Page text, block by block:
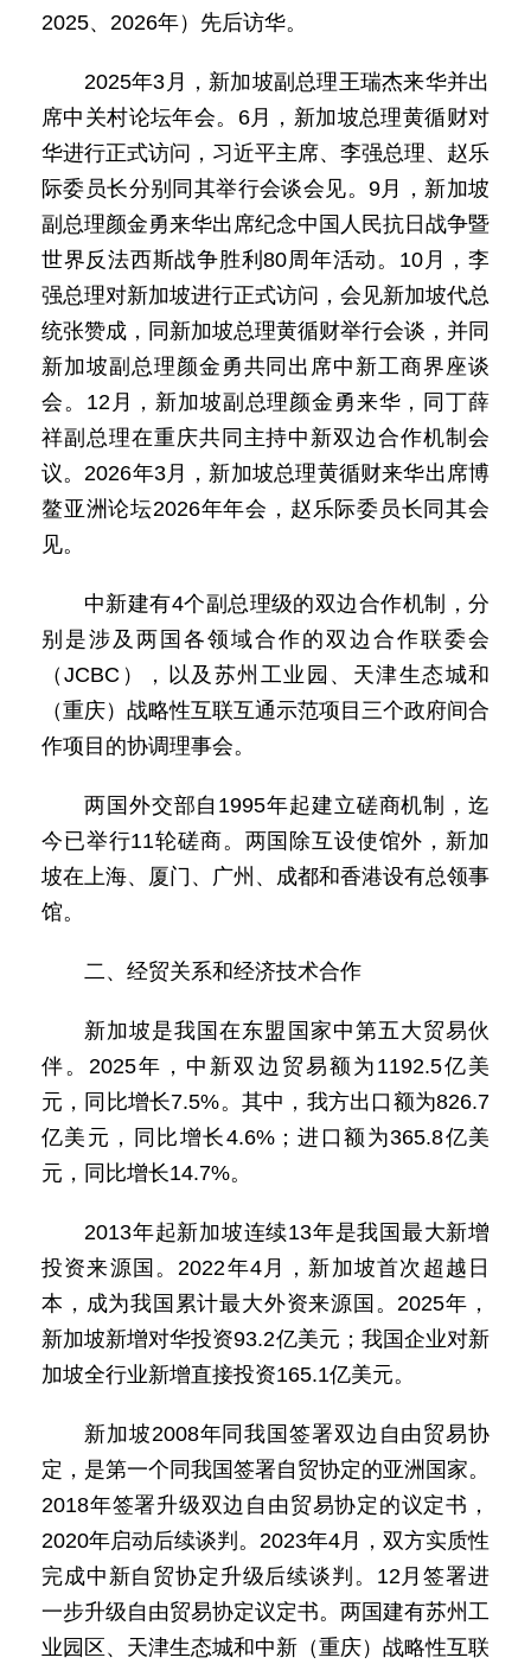
2025、2026年）先后访华。
2025年3月，新加坡副总理王瑞杰来华并出
席中关村论坛年会。6月，新加坡总理黄循财对
华进行正式访问，习近平主席、李强总理、赵乐
际委员长分别同其举行会谈会见。9月，新加坡
副总理颜金勇来华出席纪念中国人民抗日战争暨
世界反法西斯战争胜利80周年活动。10月，李
强总理对新加坡进行正式访问，会见新加坡代总
统张赞成，同新加坡总理黄循财举行会谈，并同
新加坡副总理颜金勇共同出席中新工商界座谈
会。12月，新加坡副总理颜金勇来华，同丁薛
祥副总理在重庆共同主持中新双边合作机制会
议。2026年3月，新加坡总理黄循财来华出席博
鳌亚洲论坛2026年年会，赵乐际委员长同其会
见。
中新建有4个副总理级的双边合作机制，分
别是涉及两国各领域合作的双边合作联委会
（JCBC），以及苏州工业园、天津生态城和
（重庆）战略性互联互通示范项目三个政府间合
作项目的协调理事会。
两国外交部自1995年起建立磋商机制，迄
今已举行11轮磋商。两国除互设使馆外，新加
坡在上海、厦门、广州、成都和香港设有总领事
馆。
二、经贸关系和经济技术合作
新加坡是我国在东盟国家中第五大贸易伙
伴。2025年，中新双边贸易额为1192.5亿美
元，同比增长7.5%。其中，我方出口额为826.7
亿美元，同比增长4.6%；进口额为365.8亿美
元，同比增长14.7%。
2013年起新加坡连续13年是我国最大新增
投资来源国。2022年4月，新加坡首次超越日
本，成为我国累计最大外资来源国。2025年，
新加坡新增对华投资93.2亿美元；我国企业对新
加坡全行业新增直接投资165.1亿美元。
新加坡2008年同我国签署双边自由贸易协
定，是第一个同我国签署自贸协定的亚洲国家。
2018年签署升级双边自由贸易协定的议定书，
2020年启动后续谈判。2023年4月，双方实质性
完成中新自贸协定升级后续谈判。12月签署进
一步升级自由贸易协定议定书。两国建有苏州工
业园区、天津生态城和中新（重庆）战略性互联